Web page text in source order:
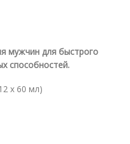
мужчин для быстрого
способностей.
х 60 мл)